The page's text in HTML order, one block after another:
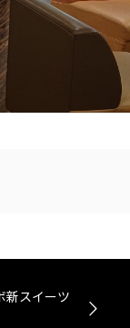
新スイーツ